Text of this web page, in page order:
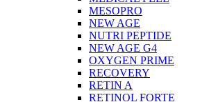
MESOPRO
NEW AGE
NUTRI PEPTIDE
NEW AGE G4
OXYGEN PRIME
RECOVERY
RETIN A
RETINOL FORTE